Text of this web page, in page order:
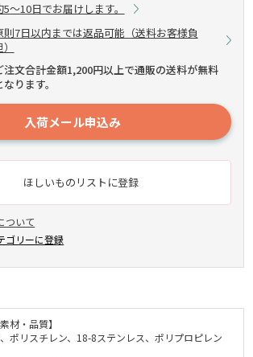
5～10日でお届けします。
則7日以内までは返品可能（送料お客様負
注文合計金額1,200円以上で通販の送料が無料
なります。
入荷メール申込み
ほしいものリストに登録
ついて
ゴリーに登録
素材・品質】
ポリスチレン、18-8ステンレス、ポリプロピレン